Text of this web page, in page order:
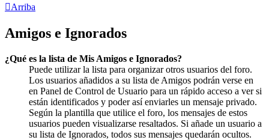
Arriba
Amigos e Ignorados
¿Qué es la lista de Mis Amigos e Ignorados?
Puede utilizar la lista para organizar otros usuarios del foro.
Los usuarios añadidos a su lista de Amigos podrán verse en
en Panel de Control de Usuario para un rápido acceso a ver si
están identificados y poder así enviarles un mensaje privado.
Según la plantilla que utilice el foro, los mensajes de estos
usuarios pueden visualizarse resaltados. Si añade un usuario a
su lista de Ignorados, todos sus mensajes quedarán ocultos.